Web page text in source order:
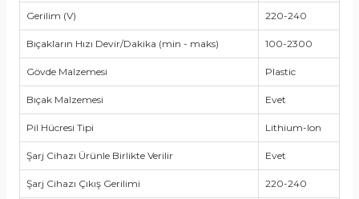
Gerilim (V) 220-240
Bıçakların Hızı Devir/Dakika (min - maks) 100-2300
Gövde Malzemesi Plastic
Bıçak Malzemesi Evet
Pil Hücresi Tipi Lithium-Ion
Şarj Cihazı Ürünle Birlikte Verilir Evet
Şarj Cihazı Çıkış Gerilimi 220-240